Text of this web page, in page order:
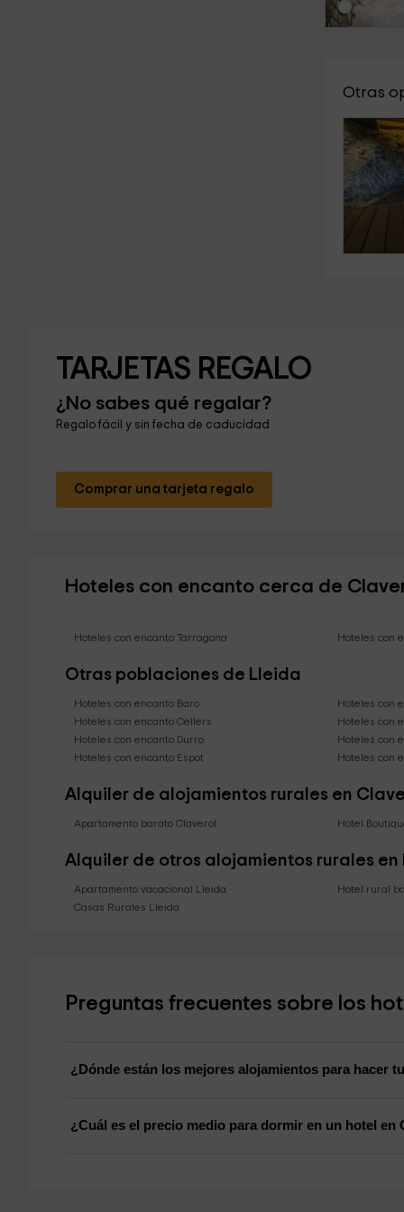
Otras
TARJETAS REGALO
¿No sabes qué regalar?
Regalo fácil y sin fecha de caducidad
Comprar una tarjeta regalo
Hoteles con encanto cerca de
Hoteles con encanto Tarragona Hoteles con
Otras poblaciones de Lleida
Hoteles con encanto Baro
Hoteles con
Hoteles con encanto Cellers
Hoteles con
Hoteles con encanto Durro
Hoteles con
Hoteles con encanto Espot
Hoteles con
Alquiler de alojamientos rurales en
Apartamento barato Claverol Hotel
Alquiler de otros alojamientos rurales en
Apartamento vacacional Lleida
Hotel rural
Casas Rurales Lleida
Preguntas frecuentes sobre los
¿Dónde están los mejores alojamientos para hacer
¿Cuál es el precio medio para dormir en un hotel en